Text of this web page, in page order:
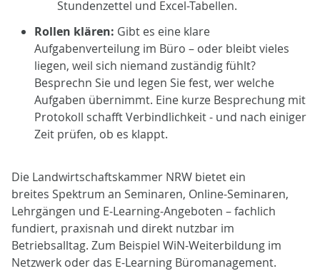
Stundenzettel und Excel-Tabellen.
Rollen klären: Gibt es eine klare
Aufgabenverteilung im Büro – oder bleibt vieles
liegen, weil sich niemand zuständig fühlt?
Besprechn Sie und legen Sie fest, wer welche
Aufgaben übernimmt. Eine kurze Besprechung mit
Protokoll schafft Verbindlichkeit - und nach einiger
Zeit prüfen, ob es klappt.
Die Landwirtschaftskammer NRW bietet ein
breites Spektrum an Seminaren, Online-Seminaren,
Lehrgängen und E‑Learning-Angeboten – fachlich
fundiert, praxisnah und direkt nutzbar im
Betriebsalltag. Zum Beispiel WiN-Weiterbildung im
Netzwerk oder das E-Learning Büromanagement.